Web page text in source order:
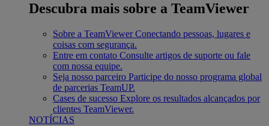
Descubra mais sobre a TeamViewer
Sobre a TeamViewer Conectando pessoas, lugares e
coisas com segurança.
Entre em contato Consulte artigos de suporte ou fale
com nossa equipe.
Seja nosso parceiro Participe do nosso programa global
de parcerias TeamUP.
Cases de sucesso Explore os resultados alcançados por
clientes TeamViewer.
NOTÍCIAS